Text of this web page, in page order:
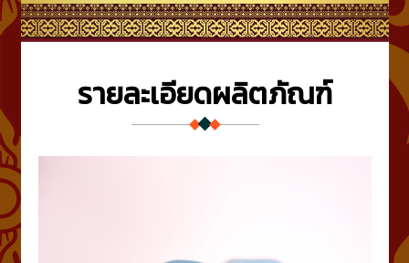
รายละเอียดผลิตภัณฑ์